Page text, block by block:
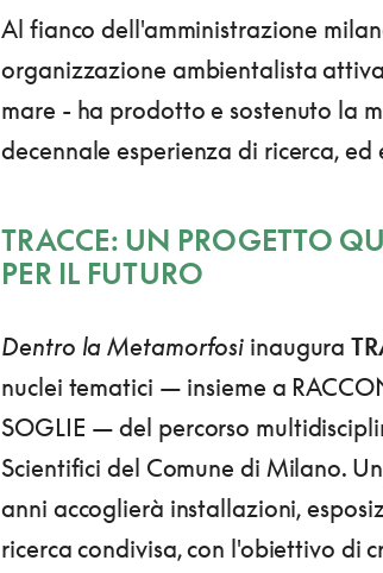
Al fianco dell'amministrazione
organizzazione ambientalista
mare - ha prodotto e sostenuto la
decennale esperienza di ricerca,
TRACCE: UN PROGETTO
PER IL FUTURO
Dentro la Metamorfosi inaugura
nuclei tematici — insieme a
SOGLIE — del percorso
Scientifici del Comune di Milano.
anni accoglierà installazioni,
ricerca condivisa, con l'obiettivo di